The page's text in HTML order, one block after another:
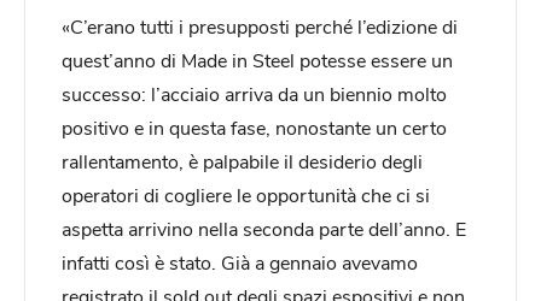
«C’erano tutti i presupposti perché l’edizione di
quest’anno di Made in Steel potesse essere un
successo: l’acciaio arriva da un biennio molto
positivo e in questa fase, nonostante un certo
rallentamento, è palpabile il desiderio degli
operatori di cogliere le opportunità che ci si
aspetta arrivino nella seconda parte dell’anno. E
infatti così è stato. Già a gennaio avevamo